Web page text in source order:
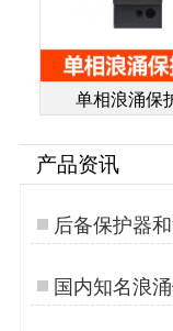
单相浪涌保
产品资讯
后备保护器
里？【易造
国内知名浪
易造防雷…